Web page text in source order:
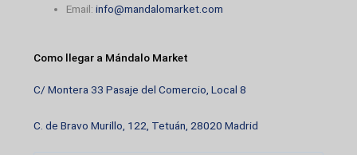
Email:info@mandalomarket.com
Como llegar a Mándalo Market
C/ Montera 33 Pasaje del Comercio, Local 8
C. de Bravo Murillo, 122, Tetuán, 28020 Madrid